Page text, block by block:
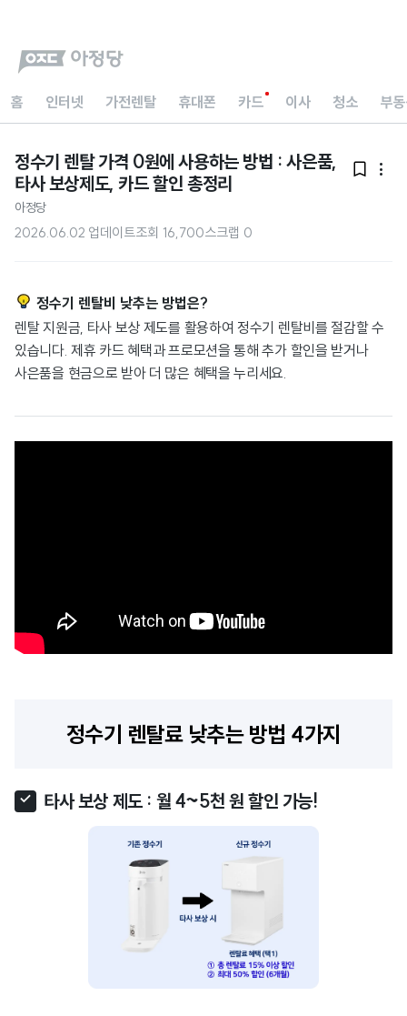
홈 인터넷 가전렌탈 휴대폰 카드 이사 청소 부
정수기 렌탈 가격 0원에 사용하는 방법 : 사은품,
타사 보상제도, 카드 할인 총정리
 
아정당
2026.06.02 업데이트조회 16,700스크랩 0
정수기 렌탈비 낮추는 방법은?
렌탈 지원금, 타사 보상 제도를 활용하여 정수기 렌탈비를 절감할 수
있습니다. 제휴 카드 혜택과 프로모션을 통해 추가 할인을 받거나
사은품을 현금으로 받아 더 많은 혜택을 누리세요.
정수기 렌탈료 낮추는 방법 4가지
타사 보상 제도 : 월 4~5천 원 할인 가능!